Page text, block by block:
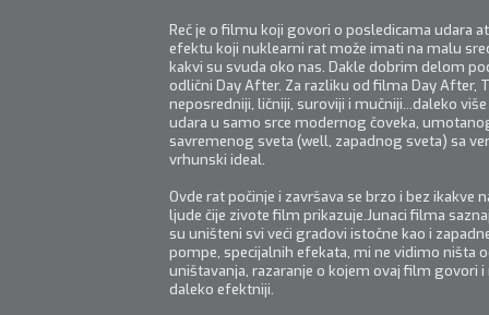
Reč je o filmu koji govori o posledicama udara
efektu koji nuklearni rat može imati na malu
kakvi su svuda oko nas. Dakle dobrim delom
odlični Day After. Za razliku od filma Day After,
neposredniji, ličniji, suroviji i mučniji...daleko
udara u samo srce modernog čoveka,
savremenog sveta (well, zapadnog sveta) sa
vrhunski ideal.
Ovde rat počinje i završava se brzo i bez ikakve
ljude čije zivote film prikazuje.Junaci filma
su uništeni svi veći gradovi istočne kao i
pompe, specijalnih efekata, mi ne vidimo ništa
uništavanja, razaranje o kojem ovaj film govori
daleko efektniji.